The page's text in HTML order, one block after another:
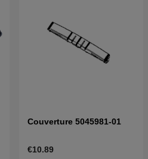
Couverture 5045981-01
€10.89